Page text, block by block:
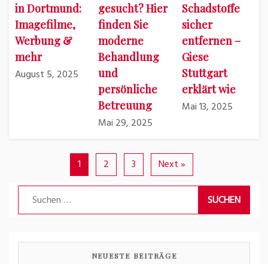
in Dortmund:
Imagefilme,
Werbung &
mehr
August 5, 2025
gesucht? Hier
finden Sie
moderne
Behandlung
und
persönliche
Betreuung
Mai 29, 2025
Schadstoffe
sicher
entfernen –
Giese
Stuttgart
erklärt wie
Mai 13, 2025
1 2 3
Next »
Suchen
nach:
NEUESTE BEITRÄGE